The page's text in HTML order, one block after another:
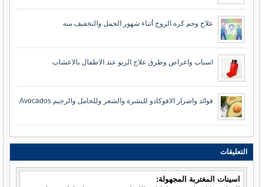
علاج وحم كره الزوج أثناء شهور الحمل والتخفيف منه
اسباب واعراض وطرق علاج الربو عند الاطفال بالاعشاب
فوائد واضرار الافوكادو للبشرة والشعر وللحامل والرجيم Avocados
التعليقات
اسينات المغتربة المجهولة: